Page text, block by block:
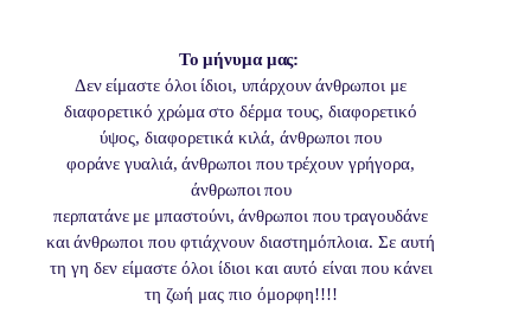
Το μήνυμα μας:
Δεν είμαστε όλοι ίδιοι, υπάρχουν άνθρωποι με
διαφορετικό χρώμα στο δέρμα τους, διαφορετικό
ύψος, διαφορετικά κιλά, άνθρωποι που
φοράνε γυαλιά, άνθρωποι που τρέχουν γρήγορα,
άνθρωποι που
περπατάνε με μπαστούνι, άνθρωποι που τραγουδάνε
και άνθρωποι που φτιάχνουν διαστημόπλοια. Σε αυτή
τη γη δεν είμαστε όλοι ίδιοι και αυτό είναι που κάνει
τη ζωή μας πιο όμορφη!!!!